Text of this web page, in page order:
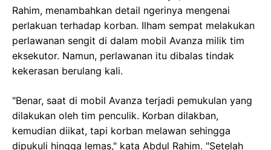
Rahim, menambahkan detail ngerinya mengenai
perlakuan terhadap korban. Ilham sempat melakukan
perlawanan sengit di dalam mobil Avanza milik tim
eksekutor. Namun, perlawanan itu dibalas tindak
kekerasan berulang kali.
"Benar, saat di mobil Avanza terjadi pemukulan yang
dilakukan oleh tim penculik. Korban dilakban,
kemudian diikat, tapi korban melawan sehingga
dipukuli hingga lemas," kata Abdul Rahim. "Setelah